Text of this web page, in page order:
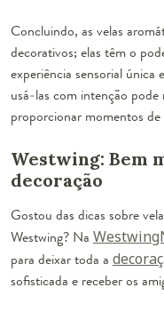
Concluindo, as velas
decorativos; elas têm o
experiência sensorial única
usá-las com intenção
proporcionar momentos
Westwing: Bem
decoração
Gostou das dicas sobre
Westwing? Na
para deixar toda a
sofisticada e receber os